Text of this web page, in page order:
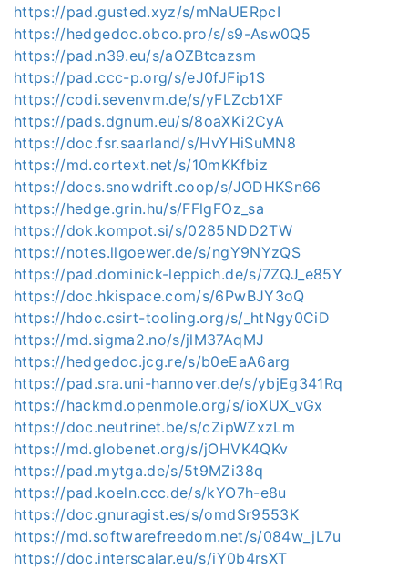
https://pad.gusted.xyz/s/mNaUERpcI
https://hedgedoc.obco.pro/s/s9-Asw0Q5
https://pad.n39.eu/s/aOZBtcazsm
https://pad.ccc-p.org/s/eJ0fJFip1S
https://codi.sevenvm.de/s/yFLZcb1XF
https://pads.dgnum.eu/s/8oaXKi2CyA
https://doc.fsr.saarland/s/HvYHiSuMN8
https://md.cortext.net/s/10mKKfbiz
https://docs.snowdrift.coop/s/JODHKSn66
https://hedge.grin.hu/s/FFlgFOz_sa
https://dok.kompot.si/s/0285NDD2TW
https://notes.llgoewer.de/s/ngY9NYzQS
https://pad.dominick-leppich.de/s/7ZQJ_e85Y
https://doc.hkispace.com/s/6PwBJY3oQ
https://hdoc.csirt-tooling.org/s/_htNgy0CiD
https://md.sigma2.no/s/jlM37AqMJ
https://hedgedoc.jcg.re/s/b0eEaA6arg
https://pad.sra.uni-hannover.de/s/ybjEg341Rq
https://hackmd.openmole.org/s/ioXUX_vGx
https://doc.neutrinet.be/s/cZipWZxzLm
https://md.globenet.org/s/jOHVK4QKv
https://pad.mytga.de/s/5t9MZi38q
https://pad.koeln.ccc.de/s/kYO7h-e8u
https://doc.gnuragist.es/s/omdSr9553K
https://md.softwarefreedom.net/s/084w_jL7u
https://doc.interscalar.eu/s/iY0b4rsXT